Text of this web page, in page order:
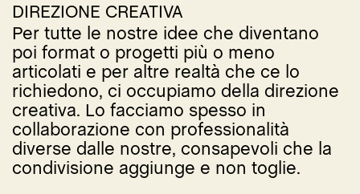
DIREZIONE CREATIVA
Per tutte le nostre idee che diventano
poi format o progetti più o meno
articolati e per altre realtà che ce lo
richiedono, ci occupiamo della direzione
creativa. Lo facciamo spesso in
collaborazione con professionalità
diverse dalle nostre, consapevoli che la
condivisione aggiunge e non toglie.